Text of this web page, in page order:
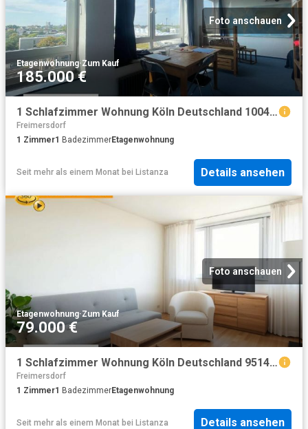
Foto anschauen
Etagenwohnung·Zum Kauf
185.000 €
1 Schlafzimmer Wohnung Köln Deutschland 100421693
Freimersdorf
1 Zimmer1 BadezimmerEtagenwohnung
Seit mehr als einem Monat bei Listanza Details ansehen
Foto anschauen
Etagenwohnung·Zum Kauf
79.000 €
1 Schlafzimmer Wohnung Köln Deutschland 95148011
Freimersdorf
1 Zimmer1 BadezimmerEtagenwohnung
Seit mehr als einem Monat bei Listanza Details ansehen